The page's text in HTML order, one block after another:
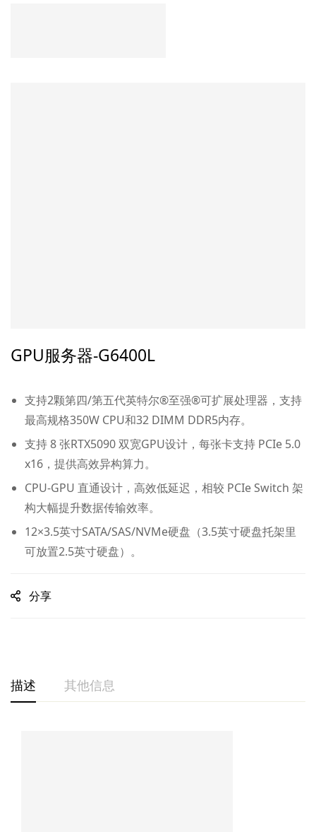
GPU服务器-G6400L
支持2颗第四/第五代英特尔®至强®可扩展处理器，支持
最高规格350W CPU和32 DIMM DDR5内存。
支持 8 张RTX5090 双宽GPU设计，每张卡支持 PCIe 5.0
x16，提供高效异构算力。
CPU-GPU 直通设计，高效低延迟，相较 PCIe Switch 架
构大幅提升数据传输效率。
12×3.5英寸SATA/SAS/NVMe硬盘（3.5英寸硬盘托架里
可放置2.5英寸硬盘）。
分享
描述 其他信息